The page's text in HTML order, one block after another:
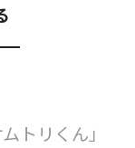
トリくん」